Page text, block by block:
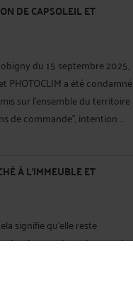
DE CAPSOLEIL ET
du 15 septembre 2025,
PHOTOCLIM a été condamné
sur l’ensemble du territoire
de commande", intention ...
À L’IMMEUBLE ET
signifie qu'elle reste
la garantie se transmet